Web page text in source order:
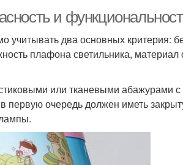
и
учитывать два основных критерия:
плафона светильника, материал
или тканевыми абажурами
первую очередь должен иметь